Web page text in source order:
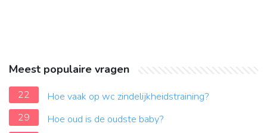
Meest populaire vragen
22
Hoe vaak op wc zindelijkheidstraining?
29
Hoe oud is de oudste baby?